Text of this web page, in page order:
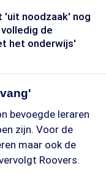
noodzaak' nog
de
het onderwijs'
bevoegde leraren
zijn. Voor de
maar ook de
Roovers.